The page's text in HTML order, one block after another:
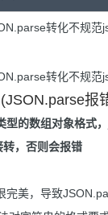
报
型的数组对象格式
，否则会报错
完美，导致